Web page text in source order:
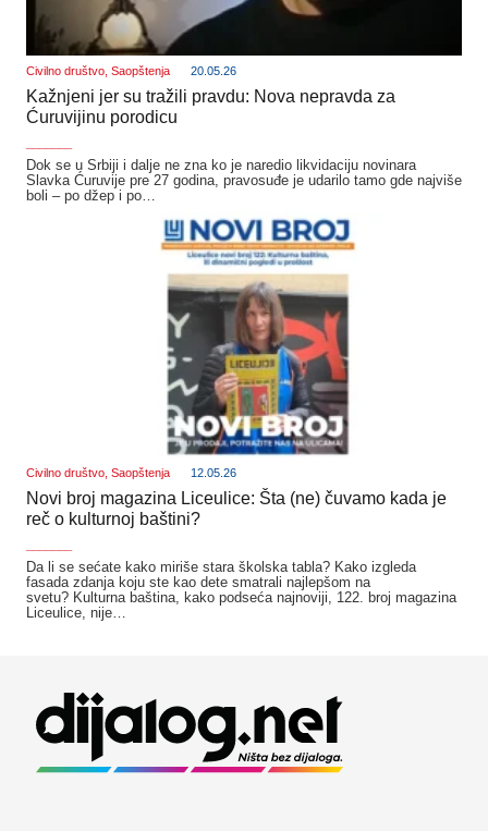
Civilno društvo, Saopštenja 20.05.26
Kažnjeni jer su tražili pravdu: Nova nepravda za
Ćuruvijinu porodicu
Dok se u Srbiji i dalje ne zna ko je naredio likvidaciju novinara
Slavka Ćuruvije pre 27 godina, pravosuđe je udarilo tamo gde najviše
boli – po džep i po…
Civilno društvo, Saopštenja 12.05.26
Novi broj magazina Liceulice: Šta (ne) čuvamo kada je
reč o kulturnoj baštini?
Da li se sećate kako miriše stara školska tabla? Kako izgleda
fasada zdanja koju ste kao dete smatrali najlepšom na
svetu? Kulturna baština, kako podseća najnoviji, 122. broj magazina
Liceulice, nije…